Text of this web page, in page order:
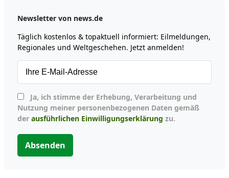
Newsletter von news.de
Täglich kostenlos & topaktuell informiert: Eilmeldungen,
Regionales und Weltgeschehen. Jetzt anmelden!
Nutzung meiner personenbezogenen Daten gemäß
der ausführlichen Einwilligungserklärung zu.
Absenden